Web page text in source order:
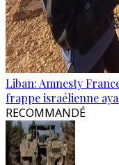
Liban: Amnesty
frappe israélienne
RECOMMANDÉ